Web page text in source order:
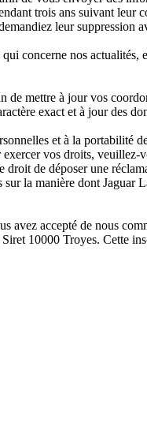
trois ans suivant leur
leur suppression
concerne nos actualités,
à jour vos
exact et à jour des
et à la portabilité
vos droits,
de déposer une
la manière dont Jaguar
avez accepté de nous
10000 Troyes. Cette